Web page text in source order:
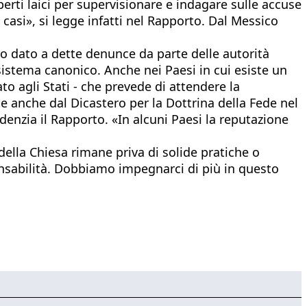
laici per supervisionare e indagare sulle accuse
si legge infatti nel Rapporto. Dal Messico
dato a dette denunce da parte delle autorità
canonico. Anche nei Paesi in cui esiste un
agli Stati - che prevede di attendere la
dal Dicastero per la Dottrina della Fede nel
il Rapporto. «In alcuni Paesi la reputazione
Chiesa rimane priva di solide pratiche o
Dobbiamo impegnarci di più in questo